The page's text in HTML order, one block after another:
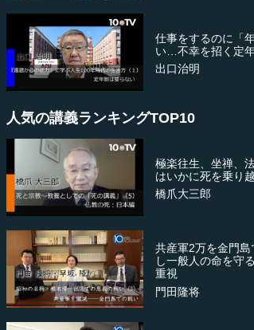
仕事をするのに「
い…不幸を招く定
出口治明
人気の講義ランキングTOP10
極楽往生、坐禅、
はいかに死を乗り
橋爪大三郎
共産軍2万を金門
し一般人の命を守
重視
門田隆将